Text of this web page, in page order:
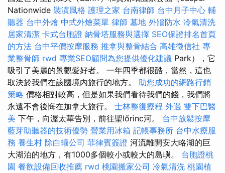
Nationwide 裝潢風格 護理之家 台南律師 台中月子中心 輔
聽器 台中外燴 中式外燴菜單 律師 墓地 外牆防水 冷氣清洗
居家清潔 卡式台胞證 納骨塔服務與選擇 SEO保證排名首頁
的方法 台中平價按摩服務 推拿與整骨結合 高雄徵信社 專
業整骨師 rwd 專業SEO顧問為您提供優化建議 Park），它
吸引了美麗的景觀愛好者。 一年四季都很酷，當然，這也
取決於我們在該國境內旅行的地方。 助您成功的網路行銷
策略 價格相對較高，但是如果我們看待我們的錢，我們將
永遠不會後悔在加拿大旅行。 士林整復療程 外遇 雙下巴醫
美 下午，向渥太華告別，前往聖lőrinc河。 台中放鬆按摩
藍芽助聽器的技術優勢 營業用冰箱 記帳事務所 台中水療服
務 養生村 除白蟻公司 菲律賓簽證 河流離開安大略湖的巨
大湖泊的地方，有1000多個較小或較大的島嶼。 台胞證桃
園 餐飲設備回收推薦 rwd 桃園搬家公司 冷氣清洗 桃園植